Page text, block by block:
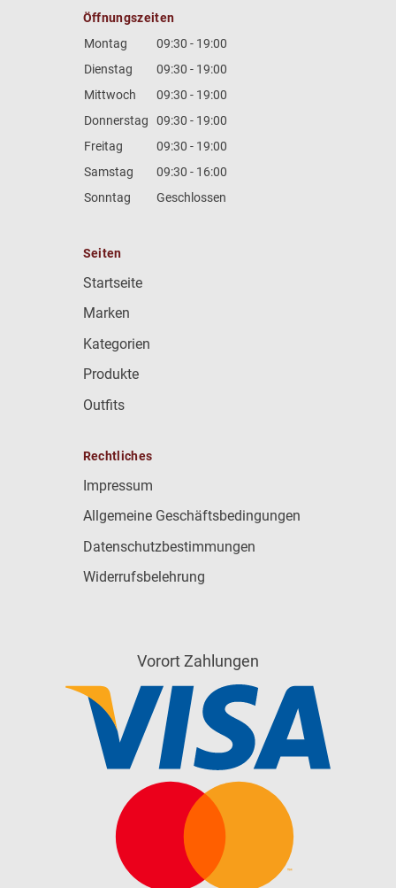
Öffnungszeiten
Montag
09:30 - 19:00
Dienstag
09:30 - 19:00
Mittwoch
09:30 - 19:00
Donnerstag
09:30 - 19:00
Freitag
09:30 - 19:00
Samstag
09:30 - 16:00
Sonntag
Geschlossen
Seiten
Startseite
Marken
Kategorien
Produkte
Outfits
Rechtliches
Impressum
Allgemeine Geschäftsbedingungen
Datenschutzbestimmungen
Widerrufsbelehrung
Vorort Zahlungen